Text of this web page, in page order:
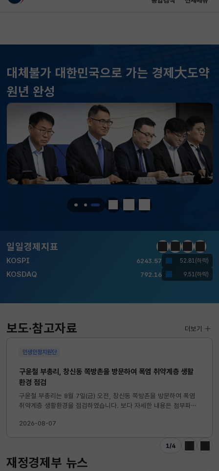
대체불가 대한민국으로 가는 경제大도약
원년 완성
정지 이전 다음
일일경제지표
KOSPI 6243.57 52.81(하락)
KOSDAQ
국고채(3년) 3.732 0.010(하락)
달러-원 1419.5000 4.3000(하락)
KOSPI 6243.57 52.81(하락)
KOSDAQ 792.16 9.51(하락)
KOSPI 6243.57 52.81(하락)
KOSDAQ 792.16 9.51(하락)
국고채(3년)
정지이전다음일일경
보도·참고자료
민생안정지원단
구윤철 부총리, 창신동 쪽방촌을 방문하여 폭염 취약계층 생활
환경 점검
구윤철 부총리는 8월 7일(금) 오전, 창신동 쪽방촌을 방문하여 폭염
취약계층 생활환경을 점검하였습니다. 보다 자세한 내용은 첨부파일
2026-08-07
1/4
이전 다음
더보기
재정경제부 뉴스